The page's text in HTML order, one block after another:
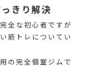
きり解決
全な初心者ですが
筋トレについてい
の完全個室ジムで